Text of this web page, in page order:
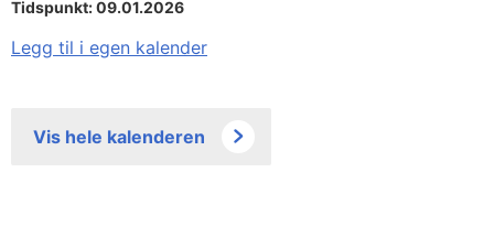
Tidspunkt: 09.01.2026
Legg til i egen kalender
Vis hele kalenderen